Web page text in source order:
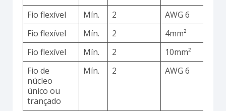
Fio flexível
Mín. 2 AWG 6
Fio flexível
Mín. 2 4mm²
Fio flexível
Mín. 2 10mm²
Fio de
núcleo
único ou
trançado
Mín. 2 AWG 6